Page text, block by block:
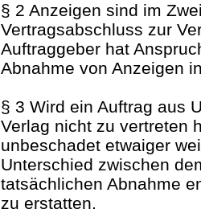
§ 2 Anzeigen sind im
Vertragsabschluss zur
Auftraggeber hat
Abnahme von Anzeigen
§ 3 Wird ein Auftrag aus
Verlag nicht zu vertreten
unbeschadet etwaiger
Unterschied zwischen
tatsächlichen Abnahme
zu erstatten.